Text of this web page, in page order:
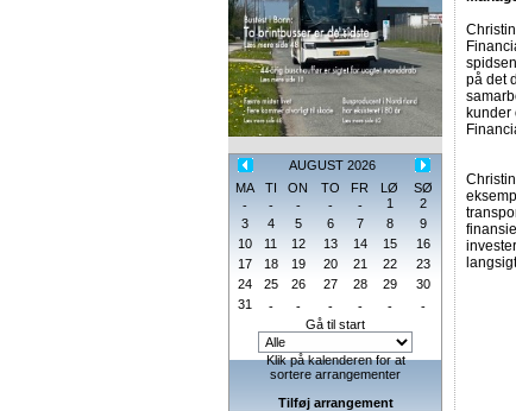
AUGUST 2026
MA
TI ON TO FR LØ
SØ
-
- - - - 1
2
3
4 5 6 7 8
9
10
11 12 13 14 15
16
17
18 19 20 21 22
23
24
25 26 27 28 29
30
31
- - - - -
-
Gå til start
Klik på kalenderen for at
sortere arrangementer
Tilføj arrangement
på det
kunder